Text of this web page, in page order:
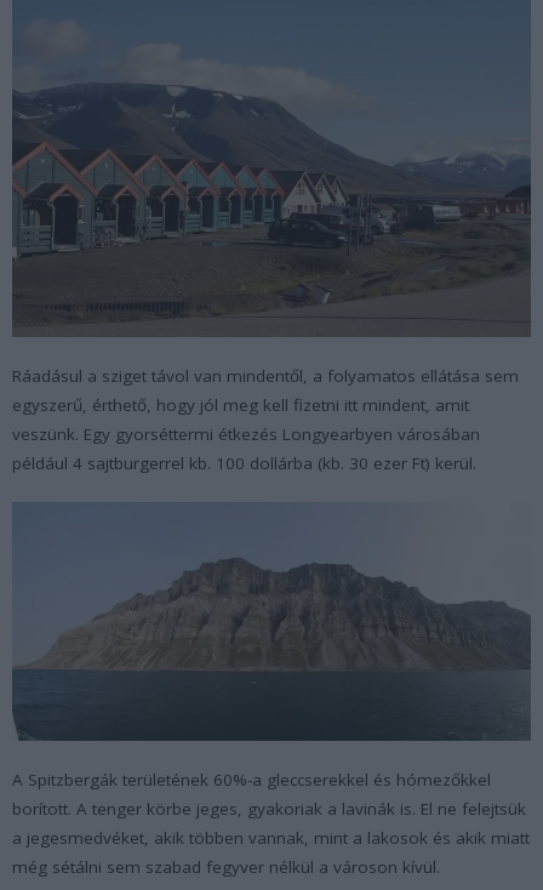
Ráadásul a sziget távol van mindentől, a folyamatos ellátása sem
egyszerű, érthető, hogy jól meg kell fizetni itt mindent, amit
veszünk. Egy gyorséttermi étkezés Longyearbyen városában
például 4 sajtburgerrel kb. 100 dollárba (kb. 30 ezer Ft) kerül.
A Spitzbergák területének 60%-a gleccserekkel és hómezőkkel
borított. A tenger körbe jeges, gyakoriak a lavinák is. El ne felejtsük
a jegesmedvéket, akik többen vannak, mint a lakosok és akik miatt
még sétálni sem szabad fegyver nélkül a városon kívül.